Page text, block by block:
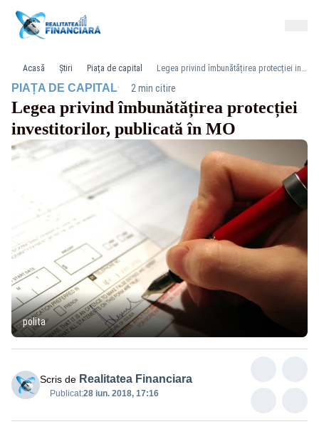
Acasă Știri Piața de capital Legea privind îmbunătățirea protecției investitorilor, publicată în MO
PIAȚA DE CAPITAL· 2 min citire
Legea privind îmbunătățirea protecției
investitorilor, publicată în MO
polita
Scris de Realitatea Financiara
Publicat:28 iun. 2018, 17:16